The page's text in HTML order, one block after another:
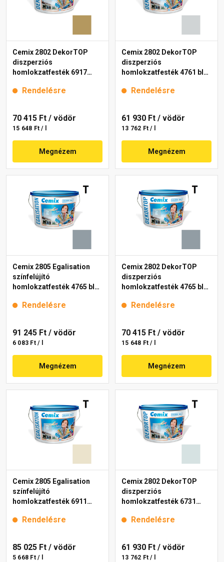
Cemix 2802 DekorTOP
diszperziós
homlokzatfesték 6917
Rendelésre
70 415 Ft / vödör
15 648 Ft / l
Megnézem
Cemix 2802 DekorTOP
diszperziós
homlokzatfesték 4761 blue
Rendelésre
61 930 Ft / vödör
13 762 Ft / l
Megnézem
Cemix 2805 Egalisation
színfelújító
homlokzatfesték 4765 blue
Rendelésre
91 245 Ft / vödör
6 083 Ft / l
Megnézem
Cemix 2802 DekorTOP
diszperziós
homlokzatfesték 4765 blue
Rendelésre
70 415 Ft / vödör
15 648 Ft / l
Megnézem
Cemix 2805 Egalisation
színfelújító
homlokzatfesték 6911
Rendelésre
85 025 Ft / vödör
5 668 Ft / l
Cemix 2802 DekorTOP
diszperziós
homlokzatfesték 6731
Rendelésre
61 930 Ft / vödör
13 762 Ft / l